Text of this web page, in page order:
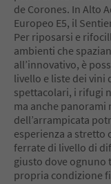
16
17
18
19
20
21
22
23
24
25
26
27
28
de Corones. In Alto
Europeo E5, il
Per riposarsi e
ambienti che
all’innovativo, è
livello e liste dei
spettacolari, i rifugi
ma anche
dell’arrampicata
esperienza a stretto
ferrate di livello di
giusto dove ognuno
propria condizione